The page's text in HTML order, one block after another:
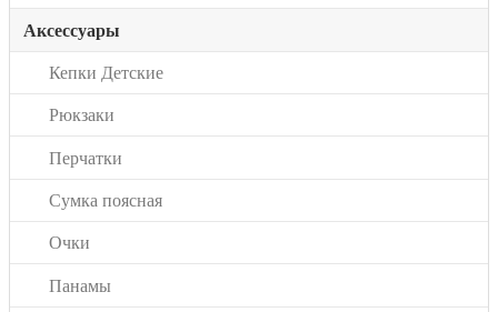
Аксессуары
Кепки Детские
Рюкзаки
Перчатки
Сумка поясная
Очки
Панамы